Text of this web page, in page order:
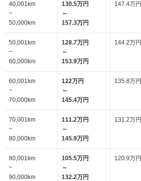
40,001km
~
50,000km
130.5万円
～
157.3万円
147.4万円
50,001km
~
60,000km
128.7万円
～
153.9万円
144.2万円
60,001km
~
70,000km
122万円
～
145.4万円
135.8万円
70,001km
~
80,000km
111.2万円
～
145.9万円
131.2万円
80,001km
~
90,000km
105.5万円
～
132.2万円
120.9万円